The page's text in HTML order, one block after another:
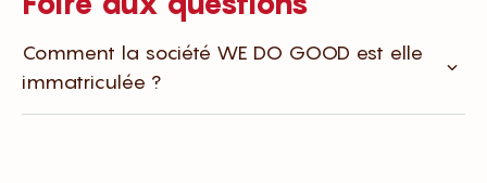
Comment la société WE DO GOOD est elle
immatriculée ?